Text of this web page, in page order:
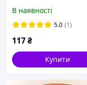
обличчя, 25мл
В наявності
5.0 (1)
117₴
Купити